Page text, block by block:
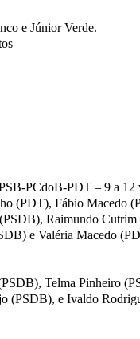
e Júnior Verde.
PCdoB-PDT – 9 a 12
(PDT), Fábio Macedo
Raimundo
e Valéria Macedo
Telma Pinheiro
(PSDB), e Ivaldo